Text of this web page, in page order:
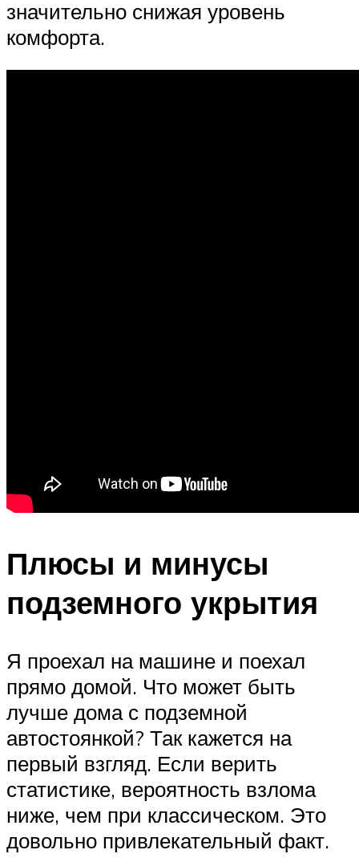
значительно снижая уровень
комфорта.
Плюсы и минусы
подземного укрытия
Я проехал на машине и поехал
прямо домой. Что может быть
лучше дома с подземной
автостоянкой? Так кажется на
первый взгляд. Если верить
статистике, вероятность взлома
ниже, чем при классическом. Это
довольно привлекательный факт.